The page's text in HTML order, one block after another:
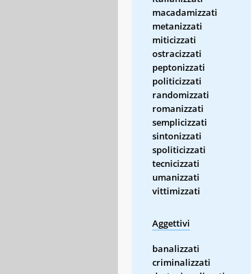
macadamizzati
metanizzati
miticizzati
ostracizzati
peptonizzati
politicizzati
randomizzati
romanizzati
semplicizzati
sintonizzati
spoliticizzati
tecnicizzati
umanizzati
vittimizzati
Aggettivi
banalizzati
criminalizzati